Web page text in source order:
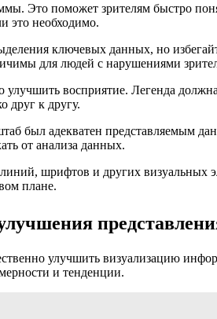
Это поможет зрителям быстро
это необходимо.
ключевых данных, но
для людей с нарушениями
восприятие. Легенда
друг к другу.
был адекватен представляемым
от анализа данных.
шрифтов и других визуальных
плане.
улучшить визуализацию
и тенденции.